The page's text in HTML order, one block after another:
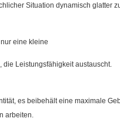
Situation dynamisch glatter
eine kleine
Leistungsfähigkeit austauscht.
es beibehält eine maximale
arbeiten.